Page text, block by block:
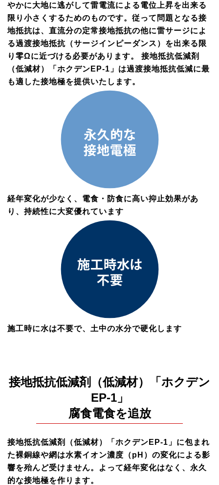
やかに大地に逃がして雷電流による電位上昇を出来る
限り小さくするためのものです。従って問題となる接
地抵抗は、直流分の定常接地抵抗の他に雷サージによ
る過渡接地抵抗（サージインピーダンス）を出来る限
り零Ωに近づける必要があります。 接地抵抗低減剤
（低減材）「ホクデンEP-1」は過渡接地抵抗低減に最
も適した接地極を提供いたします。
経年変化が少なく、電食・防食に高い抑止効果があ
り、持続性に大変優れています
施工時に水は不要で、土中の水分で硬化します
接地抵抗低減剤（低減材）「ホクデン
EP-1」
腐食電食を追放
接地抵抗低減剤（低減材）「ホクデンEP-1」に包まれ
た裸銅線や網は水素イオン濃度（pH）の変化による影
響を殆んど受けません。よって経年変化はなく、永久
的な接地極を作ります。